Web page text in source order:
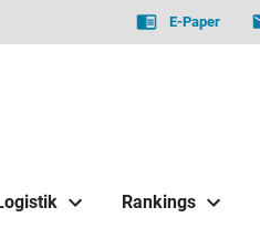
E-Paper
Rankings